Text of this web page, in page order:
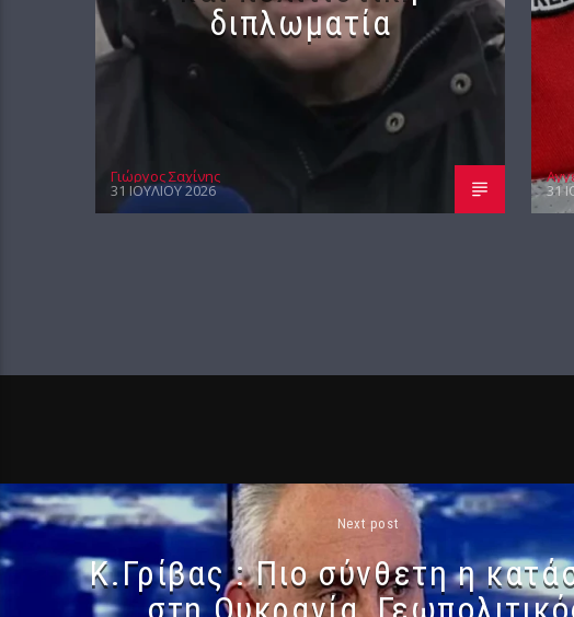
διπλωματία
Γιώργος Σαχίνης
31 ΙΟΥΛΊΟΥ 2026 31
Next post
Κ.Γρίβας : Πιο σύνθετη η